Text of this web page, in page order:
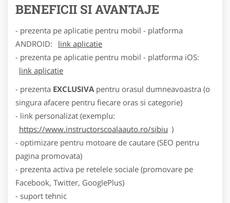
BENEFICII SI AVANTAJE
- prezenta pe aplicatie pentru mobil - platforma
ANDROID:
link aplicatie
- prezenta pe aplicatie pentru mobil - platforma iOS:
link aplicatie
- prezenta EXCLUSIVA pentru orasul dumneavoastra (o
singura afacere pentru fiecare oras si categorie)
- link personalizat (exemplu:
https://www.instructorscoalaauto.ro/sibiu )
- optimizare pentru motoare de cautare (SEO pentru
pagina promovata)
- prezenta activa pe retelele sociale (promovare pe
Facebook, Twitter, GooglePlus)
- suport tehnic